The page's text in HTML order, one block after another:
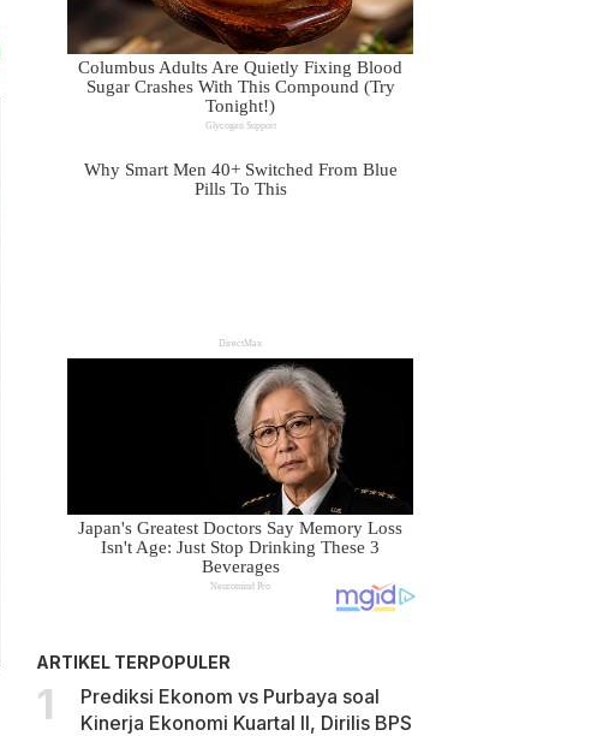
ARTIKEL TERPOPULER
Prediksi Ekonom vs Purbaya soal
Kinerja Ekonomi Kuartal II, Dirilis BPS